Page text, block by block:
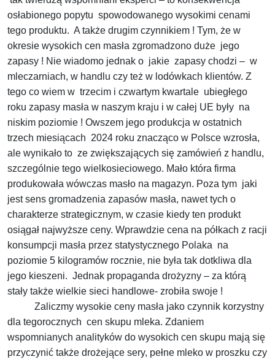
osłabionego popytu spowodowanego wysokimi cenami
tego produktu. A także drugim czynnikiem ! Tym, że w
okresie wysokich cen masła zgromadzono duże jego
zapasy ! Nie wiadomo jednak o jakie zapasy chodzi – w
mleczarniach, w handlu czy też w lodówkach klientów. Z
tego co wiem w trzecim i czwartym kwartale ubiegłego
roku zapasy masła w naszym kraju i w całej UE były na
niskim poziomie ! Owszem jego produkcja w ostatnich
trzech miesiącach 2024 roku znacząco w Polsce wzrosła,
ale wynikało to ze zwiększających się zamówień z handlu,
szczególnie tego wielkosieciowego. Mało która firma
produkowała wówczas masło na magazyn. Poza tym jaki
jest sens gromadzenia zapasów masła, nawet tych o
charakterze strategicznym, w czasie kiedy ten produkt
osiągał najwyższe ceny. Wprawdzie cena na półkach z racji
konsumpcji masła przez statystycznego Polaka na
poziomie 5 kilogramów rocznie, nie była tak dotkliwa dla
jego kieszeni. Jednak propaganda drożyzny – za którą
stały także wielkie sieci handlowe- zrobiła swoje !
Zaliczmy wysokie ceny masła jako czynnik korzystny
dla tegorocznych cen skupu mleka. Zdaniem
wspomnianych analityków do wysokich cen skupu mają się
przyczynić także drożejące sery, pełne mleko w proszku czy